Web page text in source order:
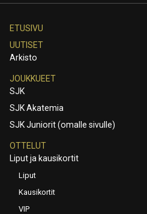
ETUSIVU
UUTISET
Arkisto
JOUKKUEET
SJK
SJK Akatemia
SJK Juniorit (omalle sivulle)
OTTELUT
Liput ja kausikortit
Liput
Kausikortit
VIP